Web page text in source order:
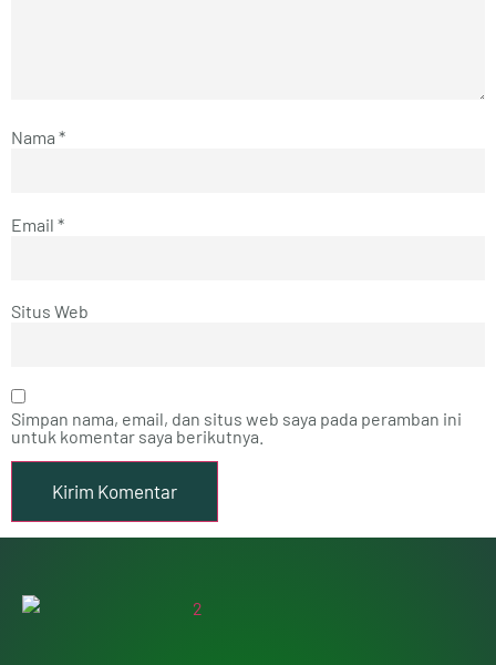
Nama *
Email *
Situs Web
Simpan nama, email, dan situs web saya pada peramban ini
untuk komentar saya berikutnya.